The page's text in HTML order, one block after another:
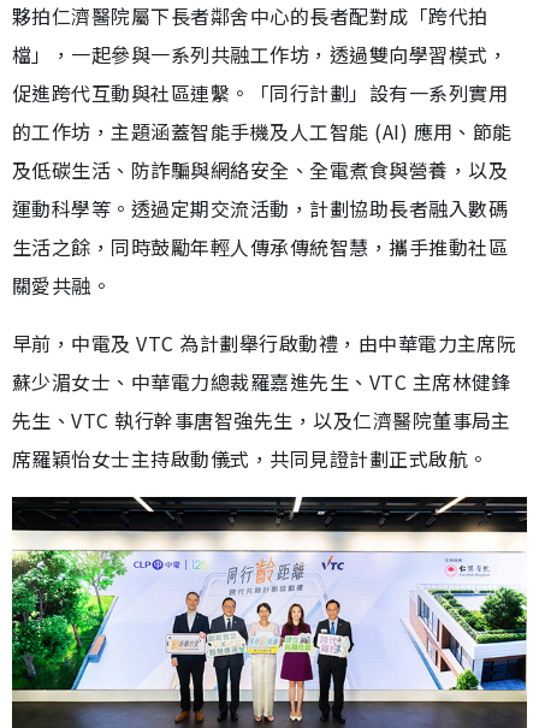
夥拍仁濟醫院屬下長者鄰舍中心的長者配對成「跨代拍
檔」，一起參與一系列共融工作坊，透過雙向學習模式，
促進跨代互動與社區連繫。「同行計劃」設有一系列實用
的工作坊，主題涵蓋智能手機及人工智能 (AI) 應用、節能
及低碳生活、防詐騙與網絡安全、全電煮食與營養，以及
運動科學等。透過定期交流活動，計劃協助長者融入數碼
生活之餘，同時鼓勵年輕人傳承傳統智慧，攜手推動社區
關愛共融。
早前，中電及 VTC 為計劃舉行啟動禮，由中華電力主席阮
蘇少湄女士、中華電力總裁羅嘉進先生、VTC 主席林健鋒
先生、VTC 執行幹事唐智強先生，以及仁濟醫院董事局主
席羅穎怡女士主持啟動儀式，共同見證計劃正式啟航。